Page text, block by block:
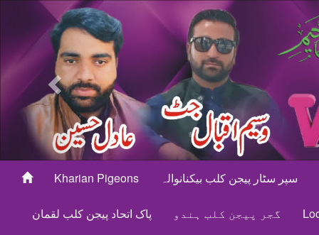
Previous
Kharian Pigeons سپر سٹار پیجن کلب بیکنانوالہ
پاک اتحاد پیجن کلب لقمان گجر پیجن کلب ہندو